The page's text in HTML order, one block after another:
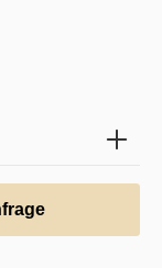
Wert ein